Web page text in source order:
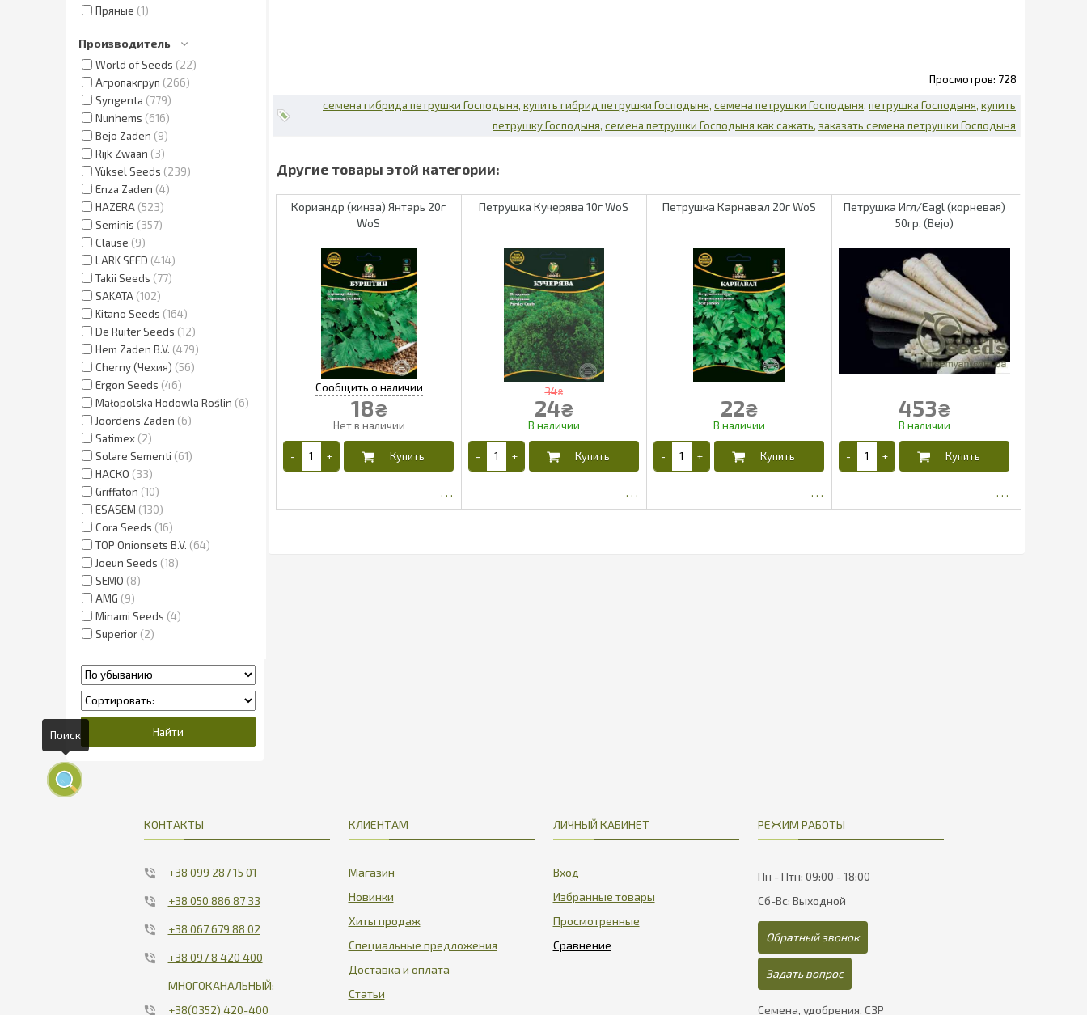
Пряные 1
Производитель
World of Seeds
22
Агропакгруп
266
Syngenta
779
Nunhems
616
Bejo Zaden
9
Rijk Zwaan
3
Yüksel Seeds
239
Enza Zaden 4
HAZERA 523
Seminis
357
Clause
9
LARK SEED 414
Takii Seeds
77
SAKATA 102
Kitano Seeds 164
De Ruiter Seeds 12
Hem Zaden B.V. 479
Cherny (Чехия)
56
Ergon Seeds 46
Małopolska Hodowla Roślin
6
Joordens Zaden
6
Satimex 2
Solare Sementi
61
НАСКО
33
Griffaton 10
ESASEM 130
Cora Seeds 16
TOP Onionsets B.V.
64
Joeun Seeds 18
SEMO
8
AMG
9
Minami Seeds 4
Superior 2
728
семена гибрида петрушки Господыня купить гибрид петрушки Господыня семена петрушки Господыня петрушка Господыня купить
петрушку Господыня семена петрушки Господыня как сажать заказать семена петрушки Господыня
Кориандр (кинза) Янтарь 20г
WoS
18₴
Петрушка Кучерява 10г WoS
34₴
24₴
Петрушка Карнавал 20г WoS
22₴
Петрушка Игл/Eagl (корневая)
50гр. (Bejo)
453₴
КОНТАКТЫ
+38 099 287 15 01
+38 050 886 87 33
+38 067 679 88 02
+38 097 8 420 400
МНОГОКАНАЛЬНЫЙ:
+38(0352) 420-400
КЛИЕНТАМ
Магазин
Новинки
Хиты продаж
Специальные предложения
Доставка и оплата
Статьи
ЛИЧНЫЙ КАБИНЕТ
Вход
Избранные товары
Просмотренные
РЕЖИМ РАБОТЫ
Пн - Птн: 09:00 - 18:00
Сб-Вс: Выходной
Обратный звонок
Задать вопрос
Семена, удобрения, СЗР
Поиск